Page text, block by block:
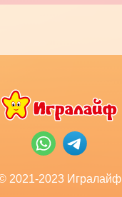
2021-2023 Игралайф